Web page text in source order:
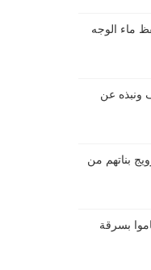
ماء الوجه
ونبذه عن
بناتهم من
بسرقة